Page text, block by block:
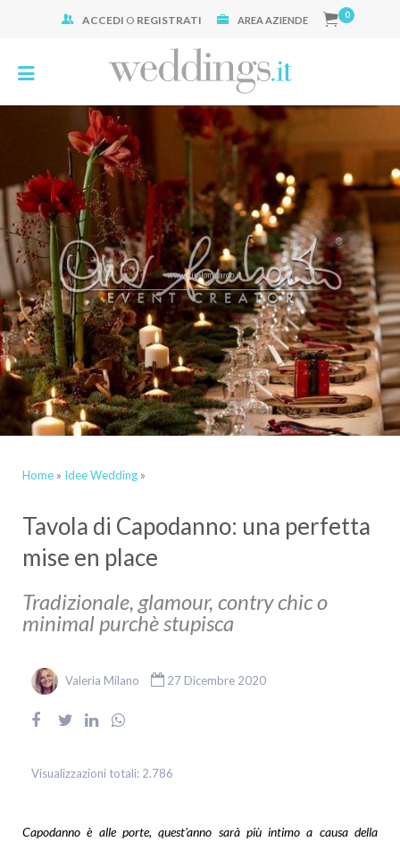
ACCEDI O REGISTRATI AREA AZIENDE 0
Home » Idee Wedding »
Tavola di Capodanno: una perfetta
mise en place
Tradizionale, glamour, contry chic o
minimal purchè stupisca
Valeria Milano 27 Dicembre 2020
Visualizzazioni totali: 2.786
Capodanno è alle porte, quest’anno sarà più intimo a causa della